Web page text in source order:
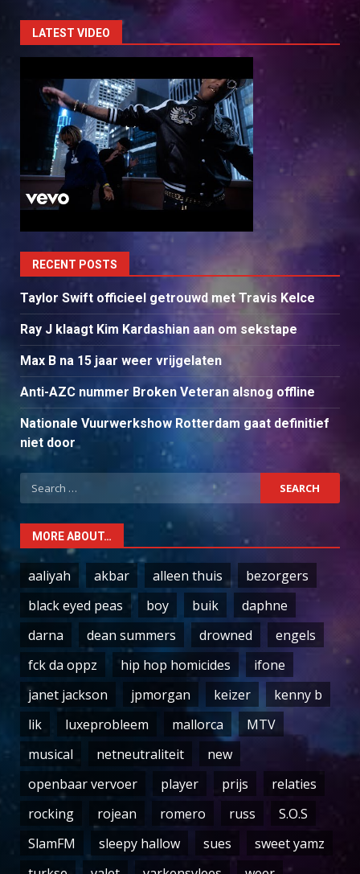
LATEST VIDEO
RECENT POSTS
Taylor Swift officieel getrouwd met Travis Kelce
Ray J klaagt Kim Kardashian aan om sekstape
Max B na 15 jaar weer vrijgelaten
Anti-AZC nummer Broken Veteran alsnog offline
Nationale Vuurwerkshow Rotterdam gaat definitief
niet door
Search
for:
MORE ABOUT…
aaliyah akbar alleen thuis
bezorgers
black eyed peas
boy buik
daphne
darna
dean summers drowned
engels
fck da oppz
hip hop homicides
ifone
janet jackson
jpmorgan keizer
kenny b
lik
luxeprobleem mallorca
MTV
musical
netneutraliteit
new
openbaar vervoer
player prijs
relaties
rocking
rojean romero russ
S.O.S
SlamFM
sleepy hallow sues
sweet yamz